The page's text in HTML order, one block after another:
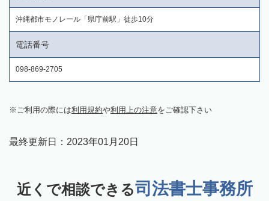
沖縄都市モノレール「県庁前駅」徒歩10分
電話番号
098-869-2705
ご利用の際には利用規約や利用上の注意をご確認下さい
最終更新日： 2023年01月20日
近くで相談できる司法書士事務所